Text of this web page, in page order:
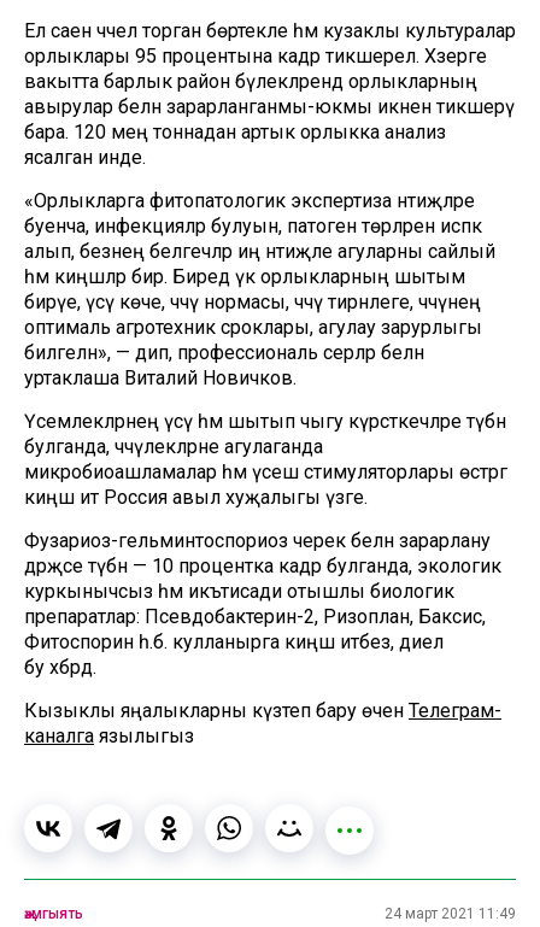
Ел саен чәчелә торган бөртекле һәм кузаклы культуралар
орлыклары 95 процентына кадәр тикшерелә. Хәзерге
вакытта барлык район бүлекләрендә орлыкларның
авырулар белән зарарланганмы-юкмы икәненә тикшерү
бара. 120 мең тоннадан артык орлыкка анализ
ясалган инде.
«Орлыкларга фитопатологик экспертиза нәтиҗәләре
буенча, инфекцияләр булуын, патоген төрләрен исәпкә
алып, безнең белгечләр иң нәтиҗәле агуларны сайлый
һәм киңәшләр бирә. Биредә үк орлыкларның шытым
бирүе, үсү көче, чәчү нормасы, чәчү тирәнлеге, чәчүнең
оптималь агротехник сроклары, агулау зарурлыгы
билгеләнә», — дип, профессиональ серләр белән
уртаклаша Виталий Новичков.
Үсемлекләрнең үсү һәм шытып чыгу күрсәткечләре түбән
булганда, чәчүлекләрне агулаганда
микробиоашламалар һәм үсеш стимуляторлары өстәргә
киңәш итә Россия авыл хуҗалыгы үзәге.
Фузариоз-гельминтоспориоз черек белән зарарлану
дәрәҗәсе түбән — 10 процентка кадәр булганда, экологик
куркынычсыз һәм икътисади отышлы биологик
препаратлар: Псевдобактерин-2, Ризоплан, Баксис,
Фитоспорин һ.б. кулланырга киңәш итәбез, диелә
бу хәбәрдә.
Кызыклы яңалыкларны күзәтеп бару өчен Телеграм-
каналга язылыгыз
җәмгыять 24 март 2021 11:49